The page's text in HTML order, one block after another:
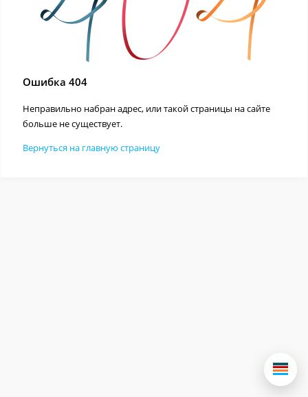
Ошибка 404
Неправильно набран адрес, или такой страницы на сайте
больше не существует.
Вернуться на главную страницу